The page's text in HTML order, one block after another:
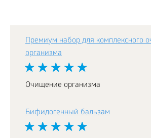
Премиум набор для комплексного
организма
Очищение организма
Бифидогенный бальзам